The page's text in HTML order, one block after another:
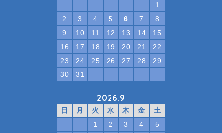
1
2
3 4 5 6 7
8
9
10 11 12 13 14
15
16
17 18 19 20 21
22
23
24 25 26 27 28
29
30
31
2026.9
日 月 火 水 木 金
土
1
2 3 4
5